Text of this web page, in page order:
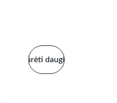
Žiūrėti daugiau